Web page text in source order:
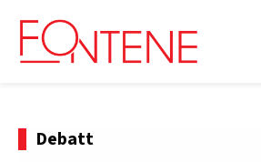
Debatt